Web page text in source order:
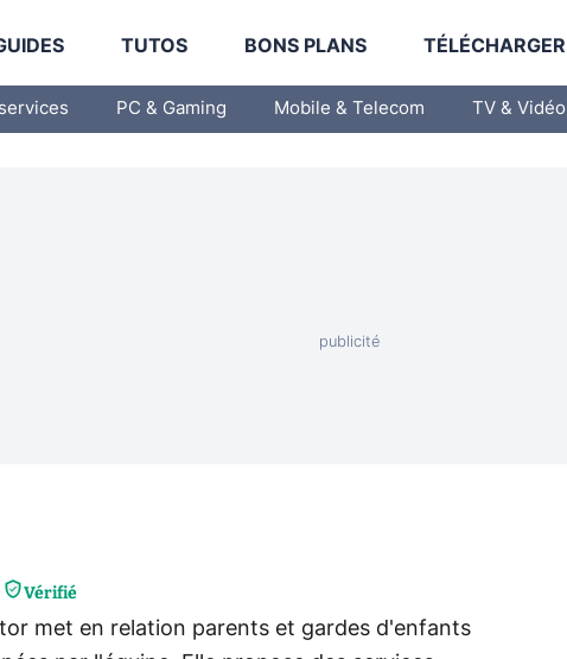
TUTOS BONS PLANS TÉLÉCHARGER
PC & Gaming Mobile & Telecom TV & Vidéo
Vérifié
met en relation parents et gardes d'enfants